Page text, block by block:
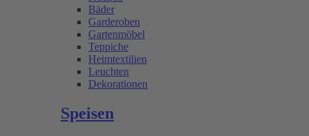
Bäder
Garderoben
Gartenmöbel
Teppiche
Heimtextilien
Leuchten
Dekorationen
Speisen